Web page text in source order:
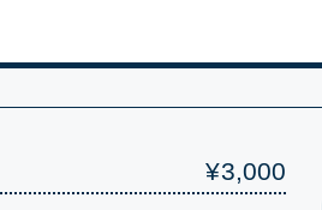
¥3,000